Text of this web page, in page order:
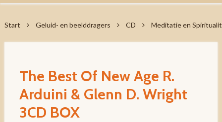
Start Geluid- en beelddragers CD Meditatie en
The Best Of New Age R.
Arduini & Glenn D. Wright
3CD BOX